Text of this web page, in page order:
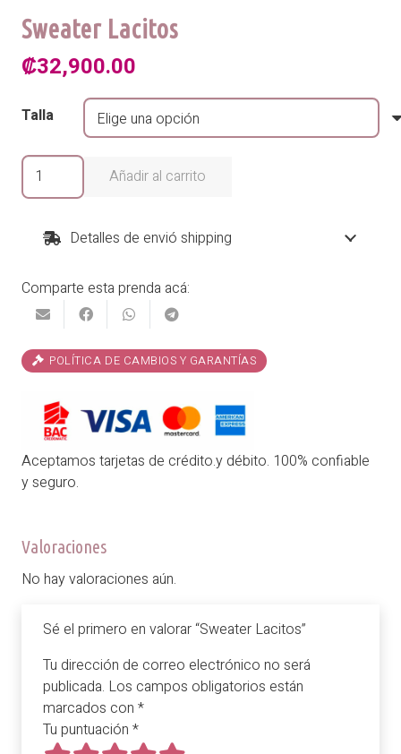
Sweater Lacitos
₡32,900.00
Talla
Sweater
Lacitos
Añadir al carrito
Detalles de envió shipping
Comparte esta prenda acá:
POLÍTICA DE CAMBIOS Y GARANTÍAS
Aceptamos tarjetas de crédito.y débito. 100% confiable
y seguro.
Valoraciones
No hay valoraciones aún.
Sé el primero en valorar “Sweater Lacitos”
Tu dirección de correo electrónico no será
publicada. Los campos obligatorios están
marcados con *
Tu puntuación *